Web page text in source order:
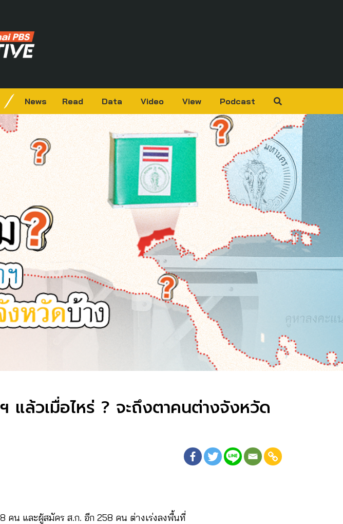
News Read Data Video View Podcast
แล้วเมื่อไหร่ ? จะถึงตาคนต่างจังหวัด
คน และผู้สมัคร ส.ก. อีก 258 คน ต่างเร่งลงพื้นที่